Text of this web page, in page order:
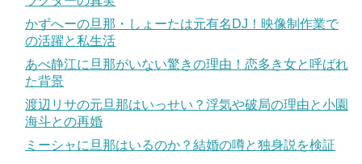
かずへーの旦那・しょーたは元有名DJ！映像制作業で
の活躍と私生活
あべ静江に旦那がいない驚きの理由！恋多き女と呼ばれ
た背景
渡辺リサの元旦那はいっせい？浮気や破局の理由と小園
海斗との再婚
ミーシャに旦那はいるのか？結婚の噂と独身説を検証